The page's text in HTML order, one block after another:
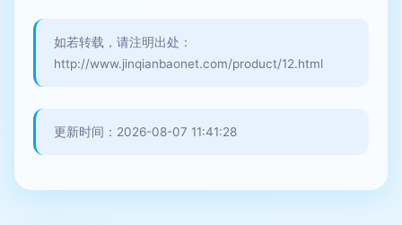
如若转载，请注明出处：
http://www.jinqianbaonet.com/product/12.html
更新时间：2026-08-07 11:41:28